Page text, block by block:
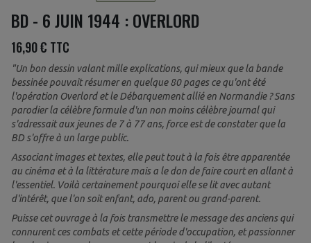
BD - 6 JUIN 1944 : OVERLORD
16,90 € TTC
"Un bon dessin valant mille explications, qui mieux que la bande
bessinée pouvait résumer en quelque 80 pages ce qu'ont été
l'opération Overlord et le Débarquement allié en Normandie ? Sans
parodier la célèbre formule d'un non moins célèbre journal qui
s'adressait aux jeunes de 7 à 77 ans, force est de constater que la
BD s'offre à un large public.
Associant images et textes, elle peut tout à la fois être apparentée
au cinéma et à la littérature mais a le don de faire court en allant à
l'essentiel. Voilà certainement pourquoi elle se lit avec autant
d'intérêt, que l'on soit enfant, ado, parent ou grand-parent.
Puisse cet ouvrage à la fois transmettre le message des anciens qui
connurent ces combats et cette période d'occupation, et passionner